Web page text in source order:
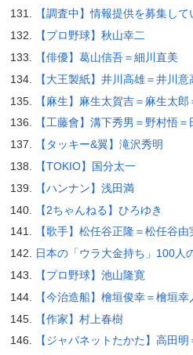
【調査中】情報提供を募集し
【プロ野球】秋山幸二
【俳優】葛山信吾＝細川直美
【大王製紙】井川高雄＝井川意
【麻生】麻生太賀吉＝麻生太
【工藤會】溝下秀男＝野村悟
【タッキー&翼】滝沢秀明
【TOKIO】国分太一
【ハンナン】浅田満
【2ちゃんねる】ひろゆき
【歌手】松任谷正隆＝松任谷由
日本の「ウラ大金持ち」100人
【プロ野球】池山隆寛
【今治造船】檜垣俊幸＝檜垣幸
【作家】村上春樹
【ジャパネットたかた】高田明